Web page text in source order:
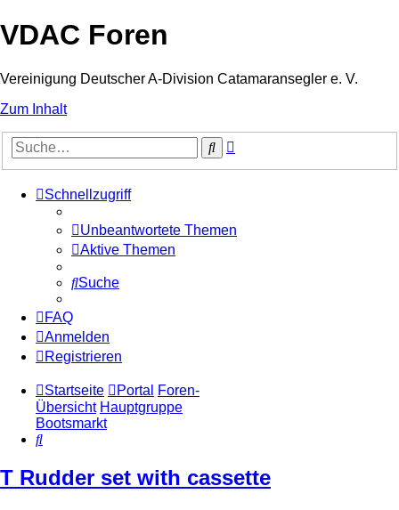
VDAC Foren
Vereinigung Deutscher A-Division Catamaransegler e. V.
Zum Inhalt
Suche
Schnellzugriff
Unbeantwortete Themen
Aktive Themen
Suche
FAQ
Anmelden
Registrieren
Startseite Portal Foren-
Übersicht Hauptgruppe
Bootsmarkt
Suche
T Rudder set with cassette